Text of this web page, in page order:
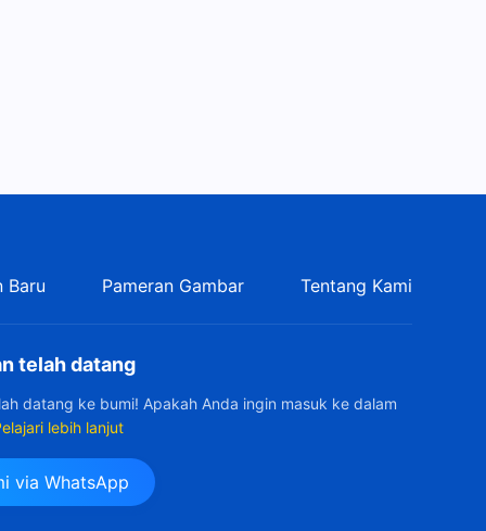
49:43
Kesaksian Rohani, Ep. 237:
46:48
Baru Pameran Gambar Tentang Kami
telah datang
datang ke bumi! Apakah Anda ingin masuk ke dalam
lebih lanjut
via WhatsApp